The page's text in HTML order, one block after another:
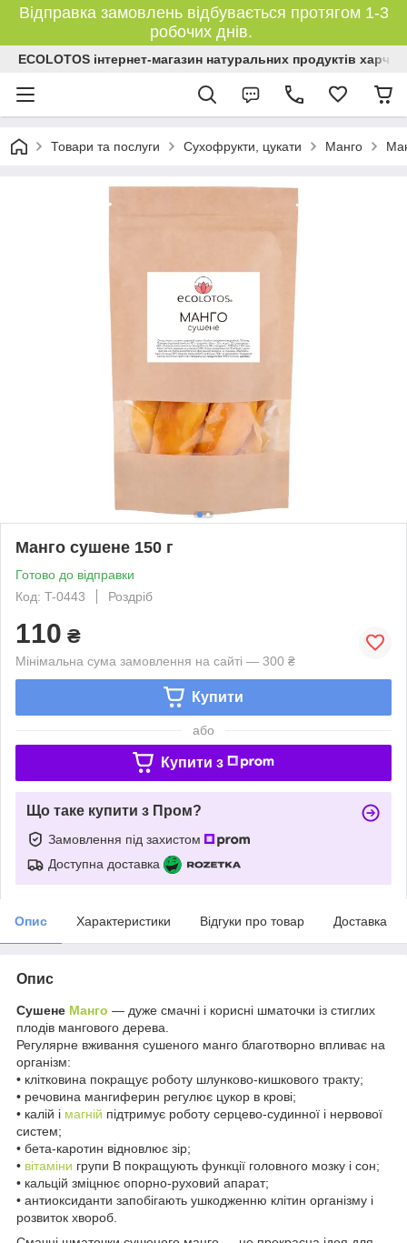
Відправка замовлень відбувається протягом 1-3
робочих днів.
ECOLOTOS інтернет-магазин натуральних продуктів
Товари та послуги Сухофрукти, цукати Манго
Манго сушене 150 г
Готово до відправки
Код: T-0443
Роздріб
110 ₴
Мінімальна сума замовлення на сайті — 300 ₴
Купити
або
Купити з
Що таке купити з Пром?
Замовлення під захистом
Доступна доставка
Опис Характеристики Відгуки про товар Доставка
Опис
Сушене Манго — дуже смачні і корисні шматочки із стиглих
плодів мангового дерева.
Регулярне вживання сушеного манго благотворно впливає на
організм:
• клітковина покращує роботу шлунково-кишкового тракту;
• речовина мангиферин регулює цукор в крові;
• калій і магній підтримує роботу серцево-судинної і нервової
систем;
• бета-каротин відновлює зір;
• вітаміни групи В покращують функції головного мозку і сон;
• кальцій зміцнює опорно-руховий апарат;
• антиоксиданти запобігають ушкодженню клітин організму і
розвиток хвороб.